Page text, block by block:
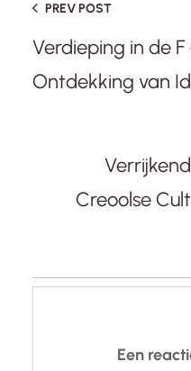
PREV POST
Verdieping in de F
Ontdekking van
Creoolse
Een